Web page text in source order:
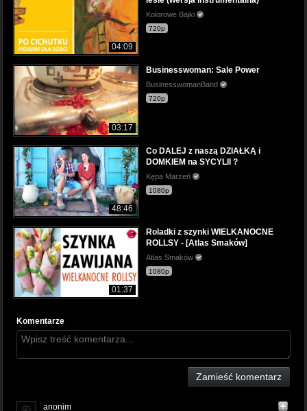
04:09
Kolorowe Bajki
720p
03:17
Businesswoman: Sale Power
BusinesswomanBand
720p
48:46
Co DALEJ z naszą DZIAŁKĄ i
DOMKIEM na SYCYLII ?
Kępa Marzeń
1080p
01:37
Roladki z szynki WIELKANOCNE
ROLLSY - [Atlas Smaków]
Atlas Smaków
1080p
Komentarze
Zamieść komentarz
anonim